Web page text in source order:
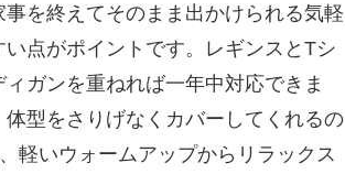
を終えてそのまま出かけられる気軽
点がポイントです。レギンスとTシ
ガンを重ねれば一年中対応できま
型をさりげなくカバーしてくれるの
軽いウォームアップからリラックス